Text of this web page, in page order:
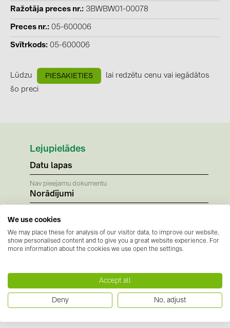
Enerģijas uzglabāšana (74)
E-Mobilitāte (19)
Instalācijas (87)
ABB (21)
EVOPIPES (7)
FRONIUS (42)
GROMTOR (32)
GoodWe (44)
HUAWEI (51)
JAsolar (6)
LONGi Solar (5)
Ražotāja preces nr. 3BWBW01-00078
Preces nr. 05-600006
Svītrkods 05-600006
Lūdzu PIESAKIETIES
lai redzētu cenu vai iegādātos
šo preci
Lejupielādes
Datu lapas
Nav pieejamu dokumentu
Norādījumi
Sertifikāti
Nav pieejamu dokumentu
We use cookies
We may place these for analysis of our visitor data, to improve our website,
show personalised content and to give you a great website experience. For
more information about the cookies we use open the settings.
Accept all
Deny No, adjust